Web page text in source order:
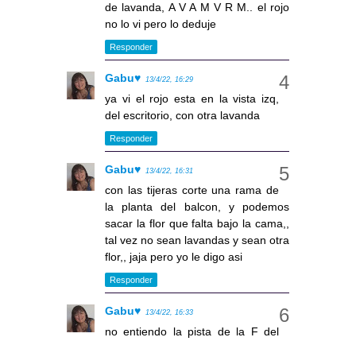
de lavanda, A V A M V R M.. el rojo
no lo vi pero lo deduje
Responder
Gabu♥ 13/4/22, 16:29
ya vi el rojo esta en la vista izq,
del escritorio, con otra lavanda
Responder
Gabu♥ 13/4/22, 16:31
con las tijeras corte una rama de
la planta del balcon, y podemos
sacar la flor que falta bajo la cama,,
tal vez no sean lavandas y sean otra
flor,, jaja pero yo le digo asi
Responder
Gabu♥ 13/4/22, 16:33
no entiendo la pista de la F del